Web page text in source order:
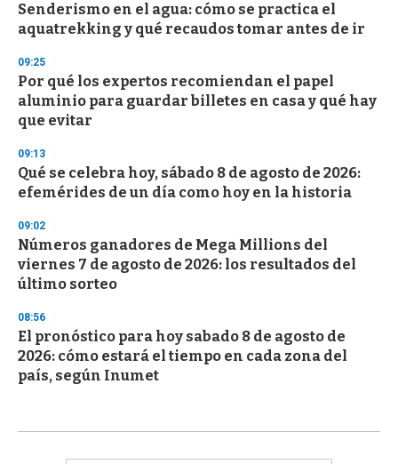
Senderismo en el agua: cómo se practica el
aquatrekking y qué recaudos tomar antes de ir
09:25
Por qué los expertos recomiendan el papel
aluminio para guardar billetes en casa y qué hay
que evitar
09:13
Qué se celebra hoy, sábado 8 de agosto de 2026:
efemérides de un día como hoy en la historia
09:02
Números ganadores de Mega Millions del
viernes 7 de agosto de 2026: los resultados del
último sorteo
08:56
El pronóstico para hoy sabado 8 de agosto de
2026: cómo estará el tiempo en cada zona del
país, según Inumet